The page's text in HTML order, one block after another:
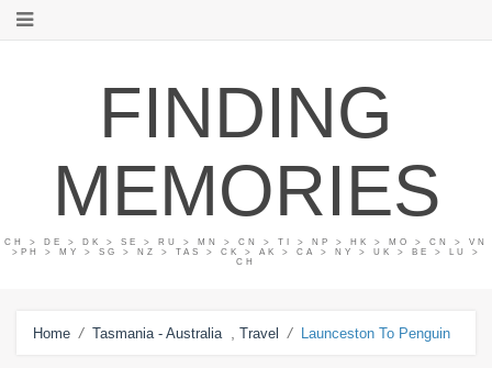
FINDING
MEMORIES
CH > DE > DK > SE > RU > MN > CN > TI > NP > HK > MO > CN > VN
>PH > MY > SG > NZ > TAS > CK > AK > CA > NY > UK > BE > LU >
CH
Home / Tasmania - Australia Travel / Launceston To Penguin